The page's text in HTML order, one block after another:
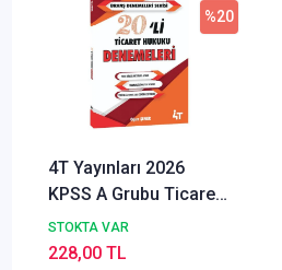
4T Yayınları 2026
KPSS A Grubu Ticaret
Hukuku 20'li Deneme
Oğuz Şener
STOKTA VAR
%20
228,00 TL